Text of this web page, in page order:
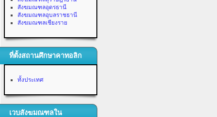
สังฆมณฑลอุดรธานี
สังฆมณฑลอุบลราชธานี
สังฆมณฑลเชียงราย
ที่ตั้งสถานศึกษาคาทอลิก
ทั้งประเทศ
เวบสังฆมณฑลใน